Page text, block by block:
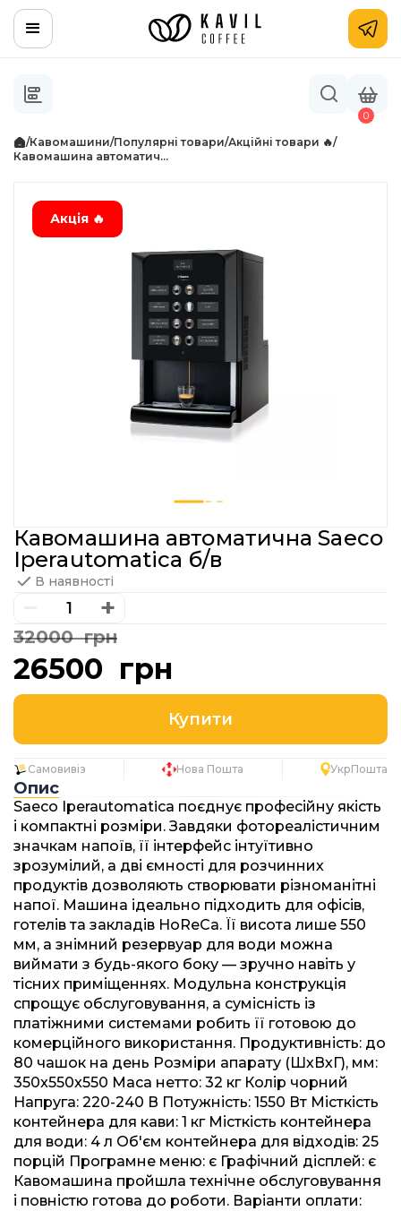
0
/Кавомашини/Популярні товари/Акційні товари 🔥/
Кавомашина автоматич...
Акція 🔥
Кавомашина автоматична Saeco
Iperautomatica б/в
В наявності
+
32000 грн
26500 грн
Самовивіз Нова Пошта УкрПошта
Опис
Saeco Iperautomatica поєднує професійну якість
і компактні розміри. Завдяки фотореалістичним
значкам напоїв, її інтерфейс інтуїтивно
зрозумілий, а дві ємності для розчинних
продуктів дозволяють створювати різноманітні
напої. Машина ідеально підходить для офісів,
готелів та закладів HoReCa. Її висота лише 550
мм, а знімний резервуар для води можна
виймати з будь-якого боку — зручно навіть у
тісних приміщеннях. Модульна конструкція
спрощує обслуговування, а сумісність із
платіжними системами робить її готовою до
комерційного використання. Продуктивність: до
80 чашок на день Розміри апарату (ШхВхГ), мм:
350x550x550 Маса нетто: 32 кг Колір чорний
Напруга: 220-240 В Потужність: 1550 Вт Місткість
контейнера для кави: 1 кг Місткість контейнера
для води: 4 л Об'єм контейнера для відходів: 25
порцій Програмне меню: є Графічний дісплей: є
Кавомашина пройшла технічне обслуговування
і повністю готова до роботи. Варіанти оплати: